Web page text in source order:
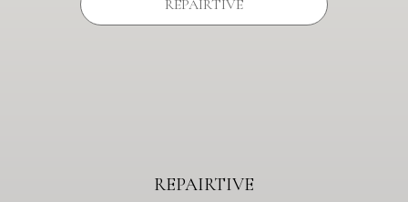
REPAIRTIVE
REPAIRTIVE